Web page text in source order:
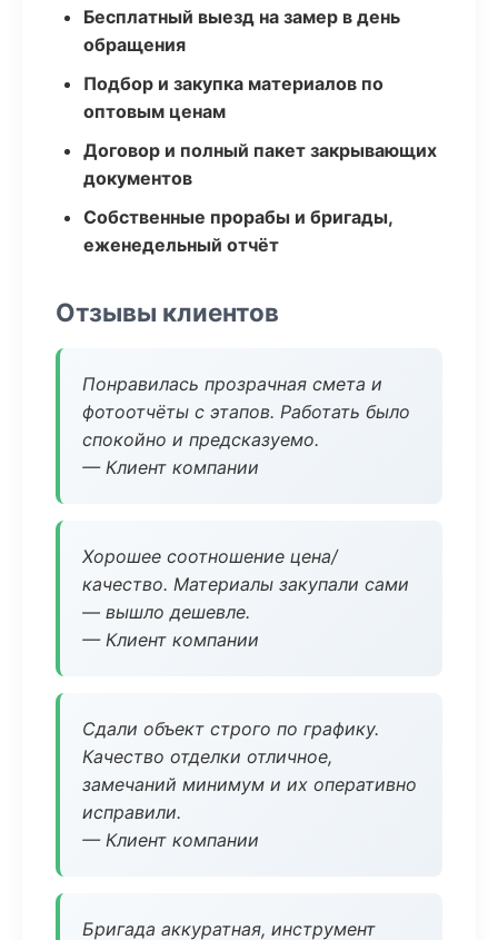
Бесплатный выезд на замер в день
обращения
Подбор и закупка материалов по
оптовым ценам
Договор и полный пакет закрывающих
документов
Собственные прорабы и бригады,
еженедельный отчёт
Отзывы клиентов
Понравилась прозрачная смета и
фотоотчёты с этапов. Работать было
спокойно и предсказуемо.
— Клиент компании
Хорошее соотношение цена/
качество. Материалы закупали сами
— вышло дешевле.
— Клиент компании
Сдали объект строго по графику.
Качество отделки отличное,
замечаний минимум и их оперативно
исправили.
— Клиент компании
Бригада аккуратная, инструмент